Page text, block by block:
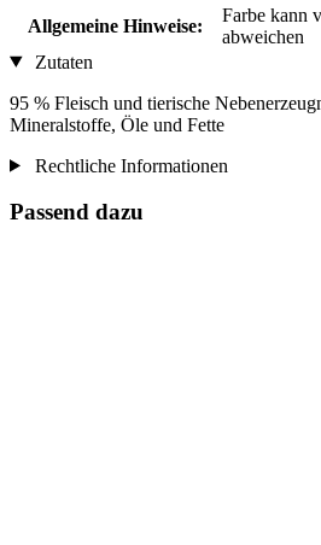
Allgemeine Hinweise:
Farbe kann
abweichen
Zutaten
95 % Fleisch und tierische
Mineralstoffe, Öle und Fette
Rechtliche Informationen
Passend dazu